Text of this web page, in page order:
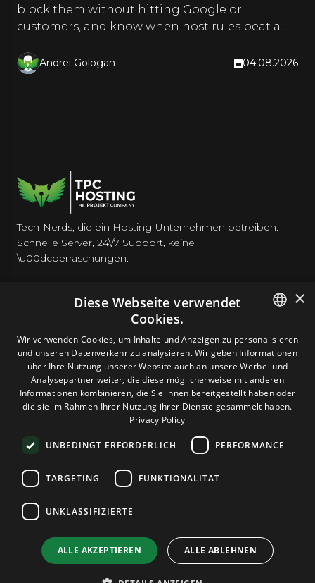
block them without hitting Google or
customers, and know when host rules beat a
Andrei Gologan 04.08.2026
Tech-Nerds, die ein Hosting-Unternehmen betreiben.
Schnelle Server, 24\/7 Support, keine
\u00dcberraschungen.
HOSTING
DOMAINS & E-MAIL
TOOLS & SICHERHEIT
UNTERNEHMEN
Terms and Conditions
ENGLISH
ROMANIAN
×
Diese Webseite verwendet
Cookies.
Wir verwenden Cookies, um Inhalte und Anzeigen zu personalisieren
und unseren Datenverkehr zu analysieren. Wir geben Informationen
über Ihre Nutzung unserer Website auch an unsere Werbe- und
Analysepartner weiter, die diese möglicherweise mit anderen
Informationen kombinieren, die Sie ihnen bereitgestellt haben oder
die sie im Rahmen Ihrer Nutzung ihrer Dienste gesammelt haben.
Privacy Policy
UNBEDINGT ERFORDERLICH PERFORMANCE
TARGETING FUNKTIONALITÄT
UNKLASSIFIZIERTE
ALLE AKZEPTIEREN ALLE ABLEHNEN